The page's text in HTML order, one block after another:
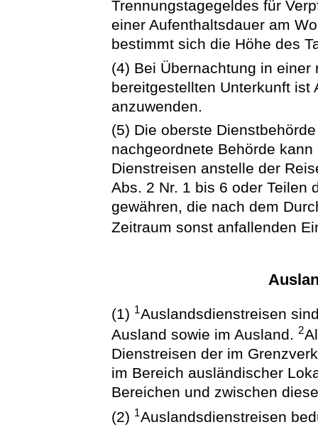
Trennungstagegeldes für
einer Aufenthaltsdauer am
bestimmt sich die Höhe des
(4) Bei Übernachtung in
bereitgestellten Unterkunft ist
anzuwenden.
(5) Die oberste
nachgeordnete Behörde
Dienstreisen anstelle der
Abs. 2 Nr. 1 bis 6 oder Teilen
gewähren, die nach dem
Zeitraum sonst anfallenden
(1) 1Auslandsdienstreisen
Ausland sowie im Ausland.2
Dienstreisen der im
im Bereich ausländischer
Bereichen und zwischen
(2) 1Auslandsdienstreisen